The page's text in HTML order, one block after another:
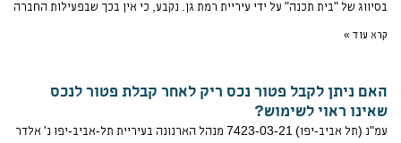
בסיווג של "בית תכנה" על ידי עיריית רמת גן. נקבע, כי אין בכך שבפעילות החברה
קרא עוד »
האם ניתן לקבל פטור נכס ריק לאחר קבלת פטור לנכס
שאינו ראוי לשימוש?
עמ"נ (תל אביב-יפו) 7423-03-21 מנהל הארנונה בעיריית תל-אביב-יפו נ' אלדר